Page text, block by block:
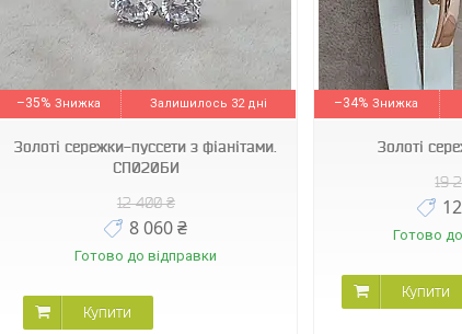
–35%
Залишилось 32 дні
Золоті сережки-пуссети з фіанітами.
СП020БИ
12 400 ₴
8 060 ₴
Готово до відправки
Купити
470480
–34%
Золоті
19
Готово
Купити
СП087.00302И